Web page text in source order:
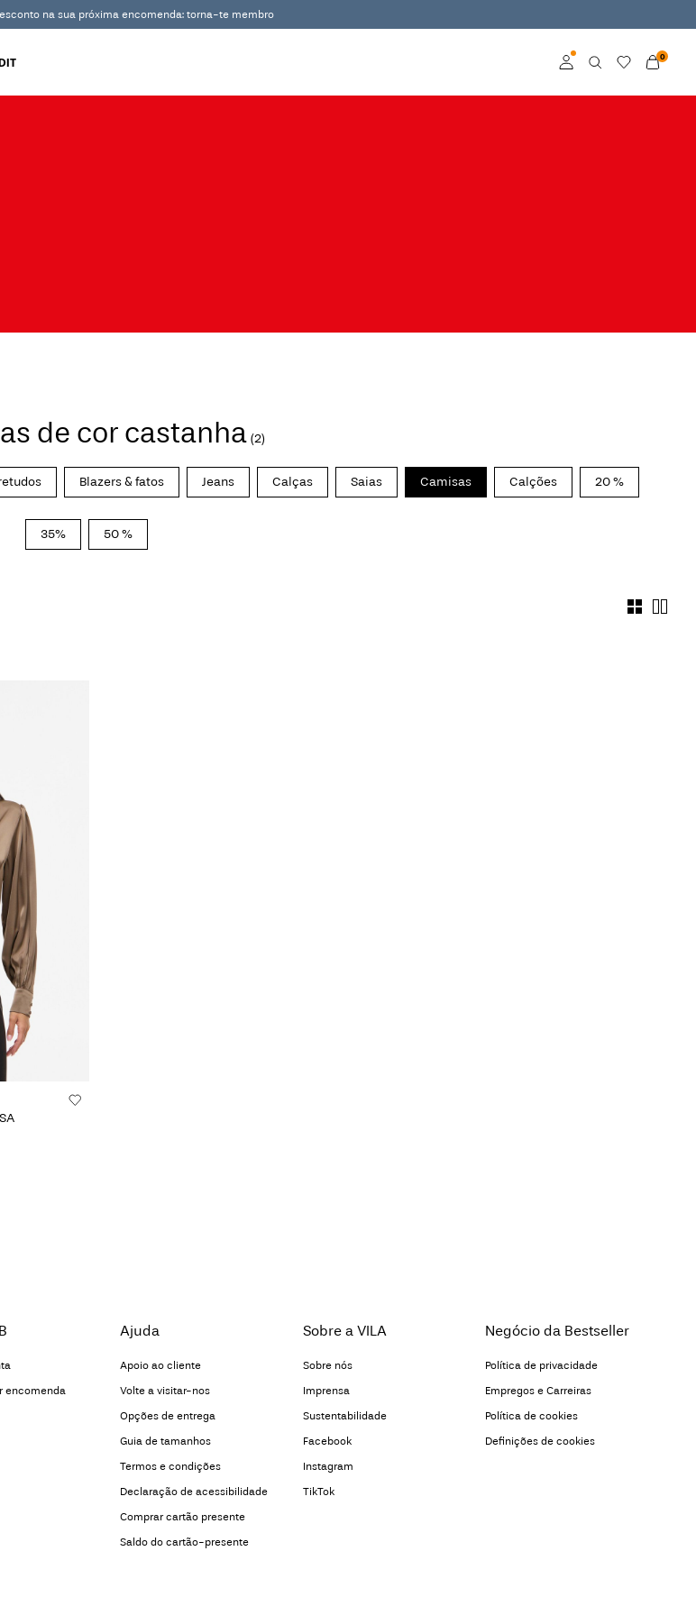
na sua próxima encomenda: torna-te membro
0
de cor castanha (2)
Blazers & fatos Jeans Calças Saias Camisas Calções 20 %
35% 50 %
encomenda
Ajuda
Apoio ao cliente
Volte a visitar-nos
Opções de entrega
Guia de tamanhos
Termos e condições
Declaração de acessibilidade
Comprar cartão presente
Saldo do cartão-presente
Sobre a VILA
Sobre nós
Imprensa
Sustentabilidade
Facebook
Instagram
TikTok
Negócio da Bestseller
Política de privacidade
Empregos e Carreiras
Política de cookies
Definições de cookies